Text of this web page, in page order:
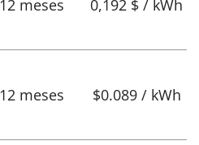
12 meses 0,192 $ / kWh
12 meses $0.089 / kWh